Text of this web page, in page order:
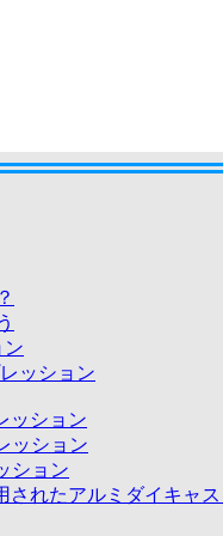
ン
ッション
ッション
ッション
ション
されたアルミダイキャ